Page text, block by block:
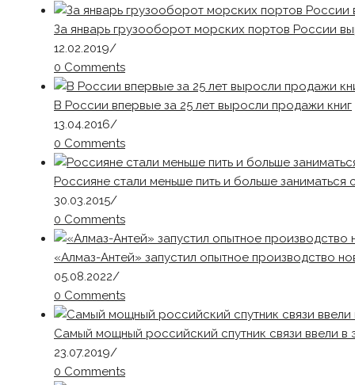
За январь грузооборот морских портов России
12.02.2019/
0 Comments
В России впервые за 25 лет выросли продажи книг
13.04.2016/
0 Comments
Россияне стали меньше пить и больше заниматься
30.03.2015/
0 Comments
«Алмаз-Антей» запустил опытное производство
05.08.2022/
0 Comments
Самый мощный российский спутник связи ввели в
23.07.2019/
0 Comments